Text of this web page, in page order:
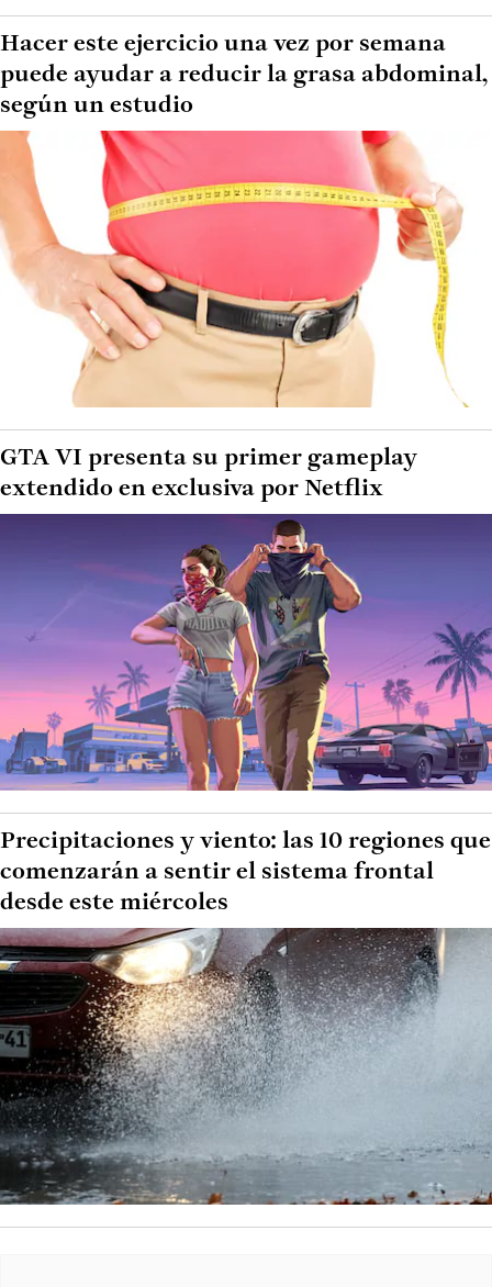
Hacer este ejercicio una vez por semana
puede ayudar a reducir la grasa abdominal,
según un estudio
GTA VI presenta su primer gameplay
extendido en exclusiva por Netflix
Precipitaciones y viento: las 10 regiones que
comenzarán a sentir el sistema frontal
desde este miércoles